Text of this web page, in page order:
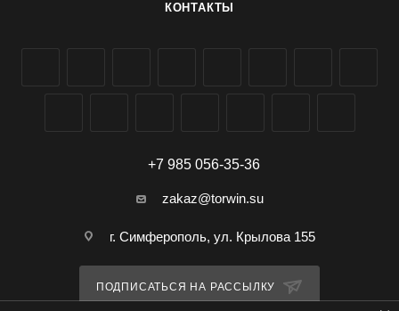
Выращивание. Посев на рассаду в апреле-мае на глубину
КОНТАКТЫ
+7 985 056-35-36
zakaz@torwin.su
г. Симферополь, ул. Крылова 155
ПОДПИСАТЬСЯ НА РАССЫЛКУ